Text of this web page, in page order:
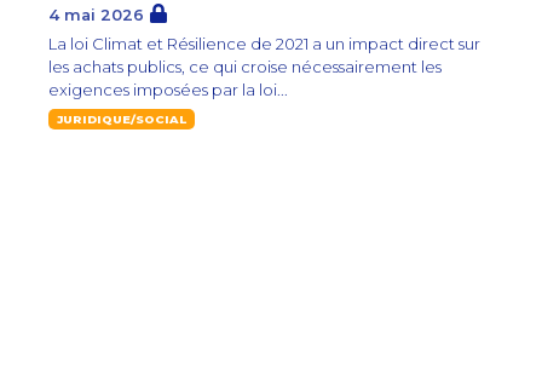
4 mai 2026
La loi Climat et Résilience de 2021 a un impact direct sur
les achats publics, ce qui croise nécessairement les
exigences imposées par la loi...
JURIDIQUE/SOCIAL